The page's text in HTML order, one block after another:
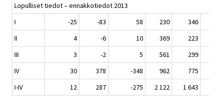
Lopulliset tiedot – ennakkotiedot 2013
I
-25 -83 58 230 346
II
4 -6 10 369 223
III
3 -2 5 561 299
IV
30 378 -348 962 775
I-IV
12 287 -275 2 122 1 643